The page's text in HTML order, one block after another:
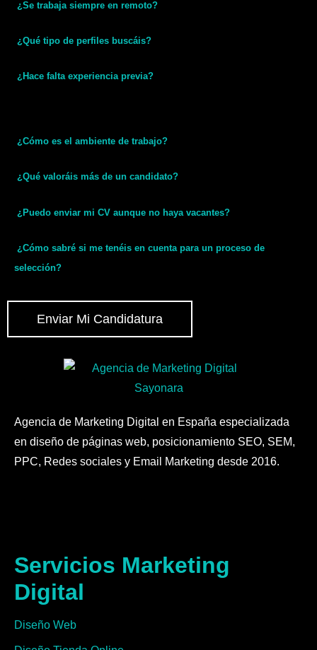
¿Se trabaja siempre en remoto?
¿Qué tipo de perfiles buscáis?
¿Hace falta experiencia previa?
¿Cómo es el ambiente de trabajo?
¿Qué valoráis más de un candidato?
¿Puedo enviar mi CV aunque no haya vacantes?
¿Cómo sabré si me tenéis en cuenta para un proceso de
selección?
Enviar Mi Candidatura
Agencia de Marketing Digital en España especializada
en diseño de páginas web, posicionamiento SEO, SEM,
PPC, Redes sociales y Email Marketing desde 2016.
Servicios Marketing
Digital
Diseño Web